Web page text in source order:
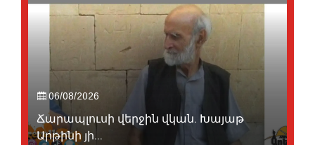
06/08/2026
Ճարապլուսի վերջին վկան. Խայաթ
Արթինի յի...